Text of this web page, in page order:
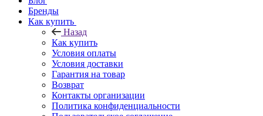
Бренды
Как купить
Назад
Как купить
Условия оплаты
Условия доставки
Гарантия на товар
Возврат
Контакты организации
Политика конфиденциальности